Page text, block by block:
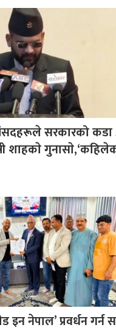
सरकारको
शाहकाे
नेपाल’ प्रवर्धन गर्न